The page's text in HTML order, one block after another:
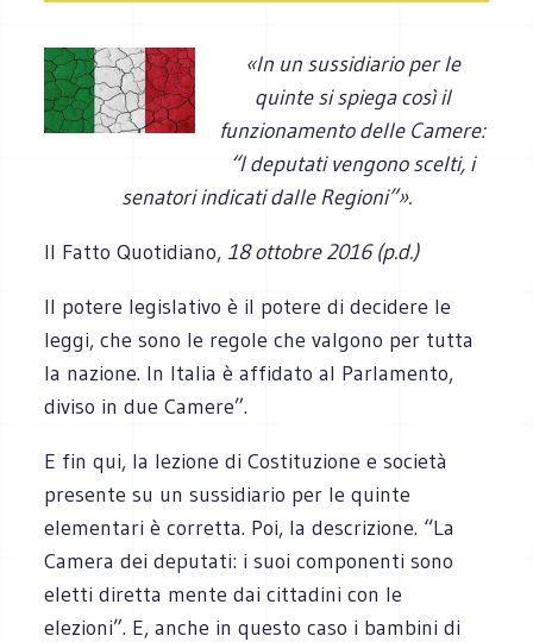
«In un sussidiario per le
quinte si spiega così il
funzionamento delle Camere:
“I deputati vengono scelti, i
senatori indicati dalle Regioni”».
Il Fatto Quotidiano,18 ottobre 2016 (p.d.)
Il potere legislativo è il potere di decidere le
leggi, che sono le regole che valgono per tutta
la nazione. In Italia è affidato al Parlamento,
diviso in due Camere”.
E fin qui, la lezione di Costituzione e società
presente su un sussidiario per le quinte
elementari è corretta. Poi, la descrizione. “La
Camera dei deputati: i suoi componenti sono
eletti diretta mente dai cittadini con le
elezioni”. E, anche in questo caso i bambini di